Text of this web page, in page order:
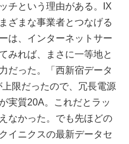
チという理由がある。IX
ざまな事業者とつなげる
は、インターネットサー
みれば、まさに一等地と
だった。「西新宿データ
限だったので、冗長電源
実質20A。これだとラッ
なかった。でも先ほどの
イニクスの最新データセ